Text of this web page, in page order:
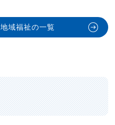
地域福祉の一覧